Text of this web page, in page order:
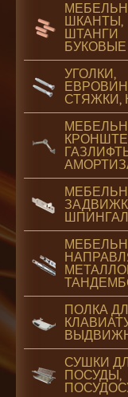
ШКАНТЫ,
ШТАНГИ
БУКОВЫЕ
УГОЛКИ,
СТЯЖКИ,
ПОЛКА
СУШКИ
ПОСУДЫ,